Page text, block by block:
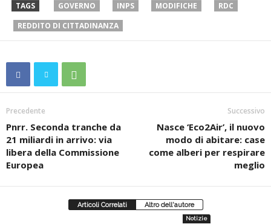
TAGS GOVERNO INPS MODIFICHE
RDC
REDDITO DI CITTADINANZA
Precedente
Pnrr. Seconda tranche da
21 miliardi in arrivo: via
libera della Commissione
Europea
Successivo
Nasce ‘Eco2Air’, il nuovo
modo di abitare: case
come alberi per respirare
meglio
Articoli Correlati Altro dell'autore
Notizie